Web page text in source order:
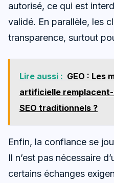
autorisé, ce qui est
validé. En parallèle, les
transparence, surtout
Lire aussi : GEO : Les
artificielle
SEO traditionnels ?
Enfin, la confiance se
Il n’est pas nécessaire
certains échanges